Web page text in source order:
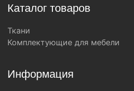
Каталог товаров
Ткани
Комплектующие для мебели
Информация